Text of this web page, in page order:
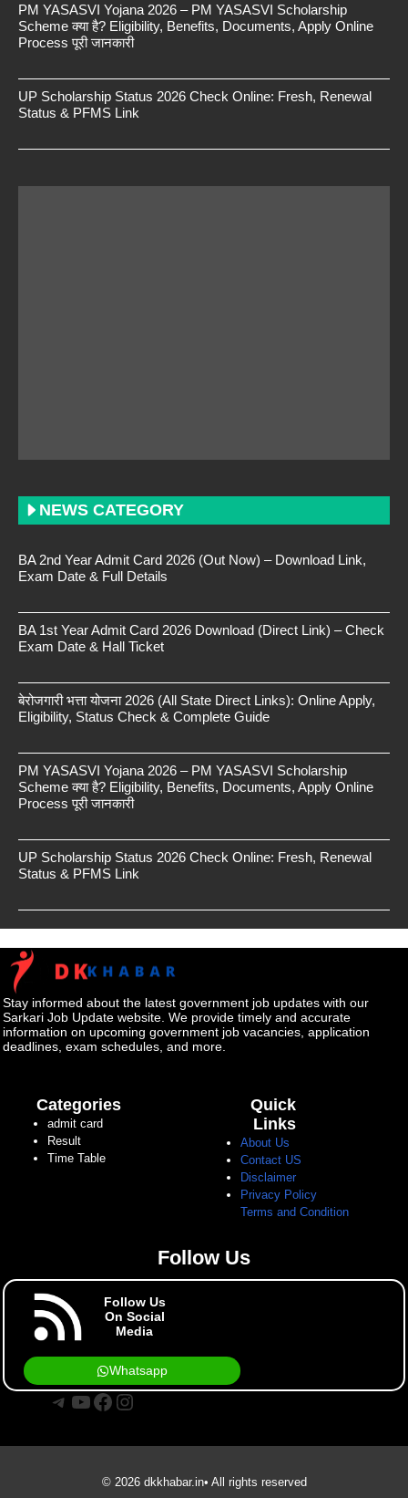
PM YASASVI Yojana 2026 – PM YASASVI Scholarship
Scheme क्या है? Eligibility, Benefits, Documents, Apply Online
Process पूरी जानकारी
UP Scholarship Status 2026 Check Online: Fresh, Renewal
Status & PFMS Link
NEWS CATEGORY
BA 2nd Year Admit Card 2026 (Out Now) – Download Link,
Exam Date & Full Details
BA 1st Year Admit Card 2026 Download (Direct Link) – Check
Exam Date & Hall Ticket
बेरोजगारी भत्ता योजना 2026 (All State Direct Links): Online Apply,
Eligibility, Status Check & Complete Guide
PM YASASVI Yojana 2026 – PM YASASVI Scholarship
Scheme क्या है? Eligibility, Benefits, Documents, Apply Online
Process पूरी जानकारी
UP Scholarship Status 2026 Check Online: Fresh, Renewal
Status & PFMS Link
Stay informed about the latest government job updates with our
Sarkari Job Update website. We provide timely and accurate
information on upcoming government job vacancies, application
deadlines, exam schedules, and more.
Categories
admit card
Result
Time Table
Quick
Links
About Us
Contact US
Disclaimer
Privacy Policy
Terms and Condition
Follow Us
Follow Us
On Social
Media
Whatsapp
Telegram
YouTube
Facebook
Instagram
© 2026 dkkhabar.in• All rights reserved